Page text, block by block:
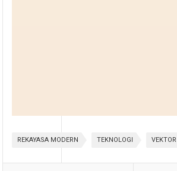
REKAYASA MODERN TEKNOLOGI VEKTOR